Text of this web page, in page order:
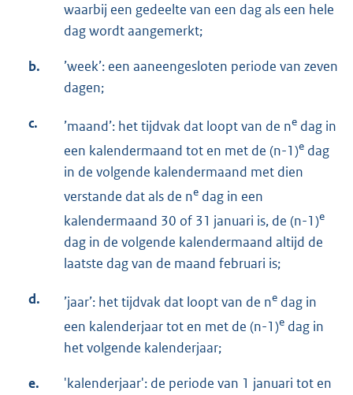
waarbij een gedeelte van een dag als een hele
dag wordt aangemerkt;
b.
’week’: een aaneengesloten periode van zeven
dagen;
c. ’maand’: het tijdvak dat loopt van de ne dag in
een kalendermaand tot en met de (n-1)e dag
in de volgende kalendermaand met dien
verstande dat als de ne dag in een
kalendermaand 30 of 31 januari is, de (n-1)e
dag in de volgende kalendermaand altijd de
laatste dag van de maand februari is;
d. ’jaar’: het tijdvak dat loopt van de ne dag in
een kalenderjaar tot en met de (n-1)e dag in
het volgende kalenderjaar;
e.
'kalenderjaar': de periode van 1 januari tot en